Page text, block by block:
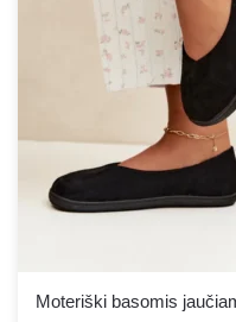
Moteriški basomis